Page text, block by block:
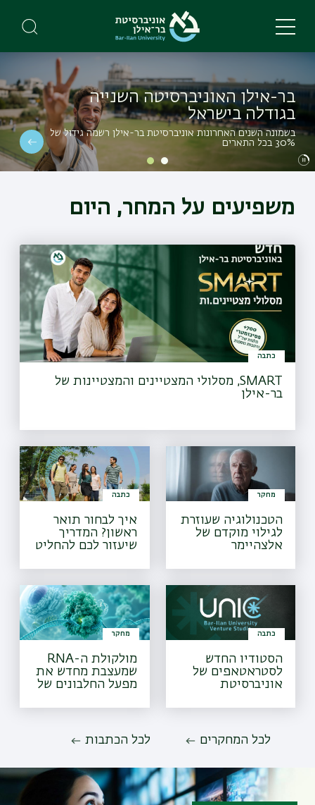
main
בר-אילן האוניברסיטה השנייה
בגודלה בישראל
בשמונה השנים האחרונות אוניברסיטת בר-אילן רשמה גידול של
30% בכל התארים
משפיעים על המחר, היום
כתבה
SMART, מסלולי המצטיינים והמצטיינות של
בר-אילן
מחקר
הטכנולוגיה שעוזרת
לגילוי מוקדם של
אלצהיימר
כתבה
איך לבחור תואר
ראשון? המדריך
שיעזור לכם להחליט
כתבה
הסטודיו החדש
לסטראטאפים של
אוניברסיטת
מחקר
מולקולת ה-RNA
שמעצבת מחדש את
מפעל החלבונים של
לכל המחקרים לכל הכתבות